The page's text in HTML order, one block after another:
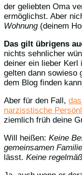
der geliebten Oma
ermöglichst. Aber
Wohnung(deinem
Das gilt übrigens
nichts sehnlicher
deiner ein lieber Kerl
gelten dann sowieso
dem Blog finden
Aber für den Fall,
narzisstische
ziemlich früh deine
Will heißen: Keine
gemeinsamen
lässt. Keine